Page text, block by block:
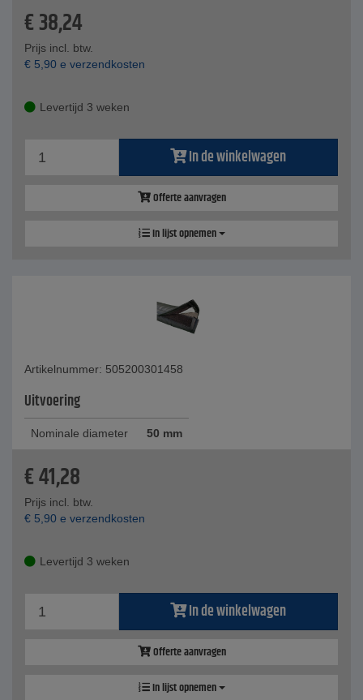
€38,24
Prijs incl. btw.
€ 5,90 e verzendkosten
Levertijd 3 weken
In de winkelwagen
Offerte aanvragen
In lijst opnemen
Artikelnummer: 505200301458
Uitvoering
Nominale diameter 50 mm
€41,28
Prijs incl. btw.
€ 5,90 e verzendkosten
Levertijd 3 weken
In de winkelwagen
Offerte aanvragen
In lijst opnemen